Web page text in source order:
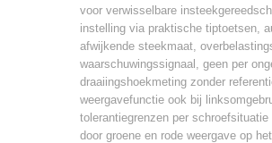
Netto gewicht
Afmetingen (l,b,h)
voor verwisselbare
instelling via praktische tiptoetsen,
afwijkende steekmaat,
waarschuwingssignaal, geen per
draaiingshoekmeting zonder
weergavefunctie ook bij
tolerantiegrenzen per
door groene en rode weergave op